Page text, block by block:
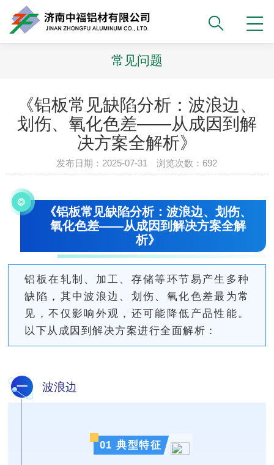
常见问题
《铝板常见缺陷分析：波浪边、
划伤、氧化色差——从成因到解
决方案全解析》
发布日期：2025-07-31 浏览次数：692
❂
《铝板常见缺陷分析：波浪边、划伤、
氧化色差——从成因到解决方案全解
析》
铝板在轧制、加工、存储等环节易产生多种
缺陷，其中波浪边、划伤、氧化色差最为常
见，不仅影响外观，还可能降低产品性能。
以下从成因到解决方案进行全面解析：
一 波浪边
01 典型特征